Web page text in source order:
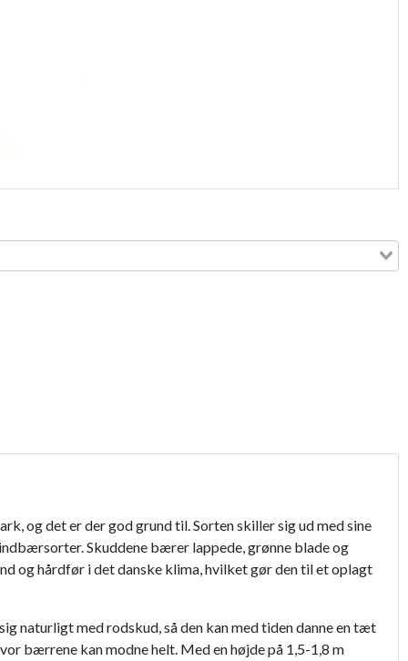
og det er der god grund til. Sorten skiller sig ud med sine
Skuddene bærer lappede, grønne blade og
og hårdfør i det danske klima, hvilket gør den til et oplagt
naturligt med rodskud, så den kan med tiden danne en tæt
bærrene kan modne helt. Med en højde på 1,5-1,8 m